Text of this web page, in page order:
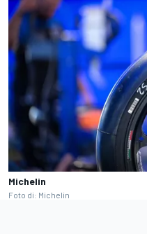
Michelin
Foto di: Michelin